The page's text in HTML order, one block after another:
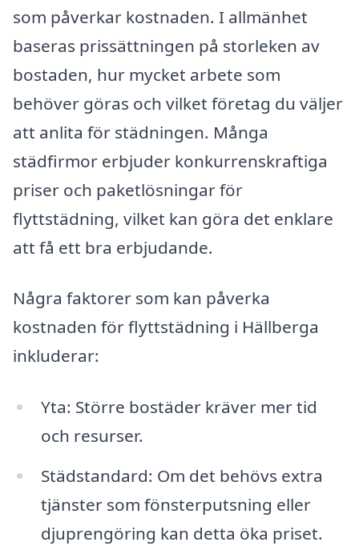
som påverkar kostnaden. I allmänhet
baseras prissättningen på storleken av
bostaden, hur mycket arbete som
behöver göras och vilket företag du väljer
att anlita för städningen. Många
städfirmor erbjuder konkurrenskraftiga
priser och paketlösningar för
flyttstädning, vilket kan göra det enklare
att få ett bra erbjudande.
Några faktorer som kan påverka
kostnaden för flyttstädning i Hällberga
inkluderar:
Yta: Större bostäder kräver mer tid
och resurser.
Städstandard: Om det behövs extra
tjänster som fönsterputsning eller
djuprengöring kan detta öka priset.